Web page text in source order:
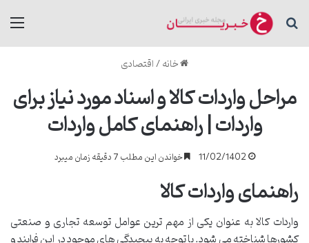
جستجو برای
خانه/اقتصادی
مراحل واردات کالا و اسناد مورد نیاز برای
واردات | راهنمای کامل واردات
11/02/1402 خواندن این مطلب 7 دقیقه زمان میبرد
راهنمای واردات کالا
واردات کالا به عنوان یکی از مهم ترین عوامل توسعه تجاری و صنعتی